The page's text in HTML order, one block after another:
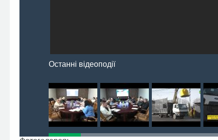
Останні відеоподії